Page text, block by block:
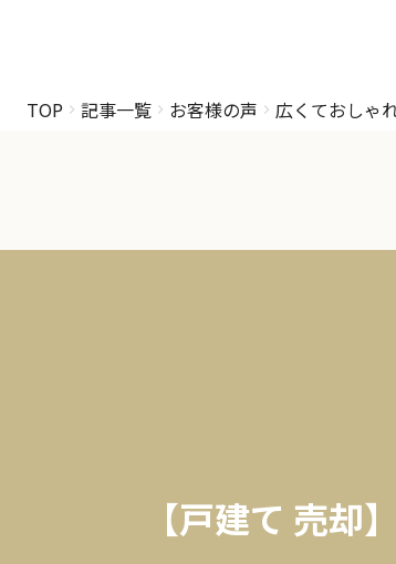
TOP 記事一覧 お客様の声 広くておしゃ
【戸建て 売却